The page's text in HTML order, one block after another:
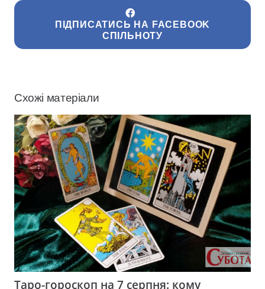
ПІДПИСАТИСЬ НА FACEBOOK
СПІЛЬНОТУ
Схожі матеріали
Таро-гороскоп на 7 серпня: кому